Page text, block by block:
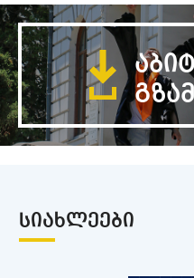
ᲡᲘᲐᲮᲚᲔᲔᲑᲘ